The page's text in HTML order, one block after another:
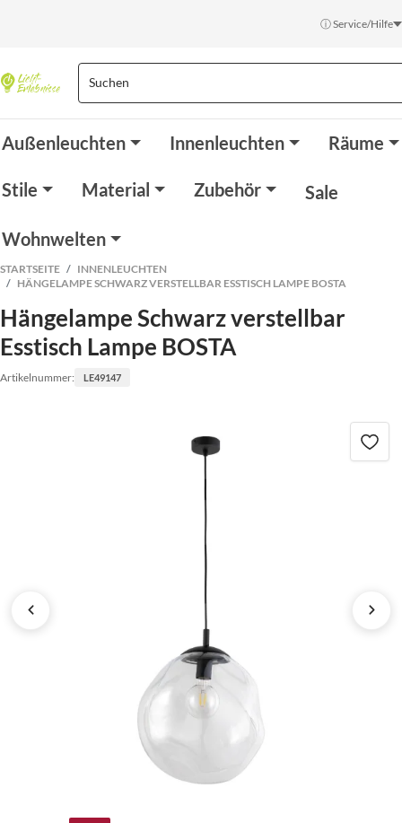
ⓘ Service/Hilfe
Außenleuchten Innenleuchten Räume
Stile Material Zubehör Sale
Wohnwelten
STARTSEITE
INNENLEUCHTEN
HÄNGELAMPE SCHWARZ VERSTELLBAR ESSTISCH LAMPE BOSTA
Hängelampe Schwarz verstellbar
Esstisch Lampe BOSTA
Artikelnummer: LE49147